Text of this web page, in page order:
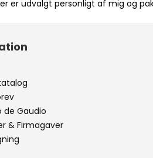
er udvalgt personligt af mig og
de Gaudio
& Firmagaver